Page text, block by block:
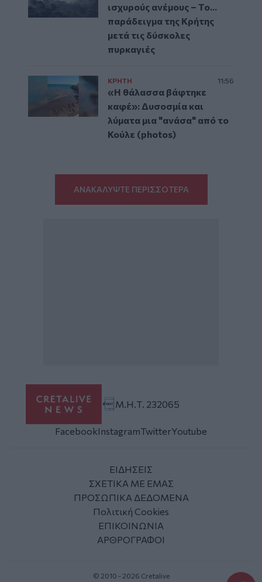
ισχυρούς ανέμους – Το...
παράδειγμα της Κρήτης
μετά τις δύσκολες
πυρκαγιές
ΚΡΗΤΗ 11:56
«Η θάλασσα βάφτηκε
καφέ»: Δυσοσμία και
λύματα μια "ανάσα" από το
Κούλε (photos)
ΑΝΑΚΑΛΥΨΤΕ ΠΕΡΙΣΣΟΤΕΡΑ
Μ.Η.Τ. 232065
FacebookInstagramTwitterYoutube
ΕΙΔΗΣΕΙΣ
ΣΧΕΤΙΚΑ ΜΕ ΕΜΑΣ
ΠΡΟΣΩΠΙΚΑ ΔΕΔΟΜΕΝΑ
Πολιτική Cookies
ΕΠΙΚΟΙΝΩΝΙΑ
ΑΡΘΡΟΓΡΑΦΟΙ
© 2010 - 2026 Cretalive